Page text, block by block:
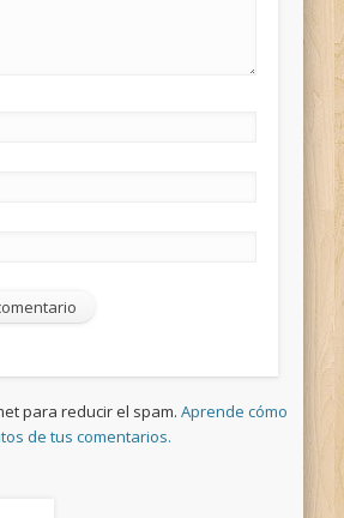
para reducir el spam.Aprende cómo
de tus comentarios.